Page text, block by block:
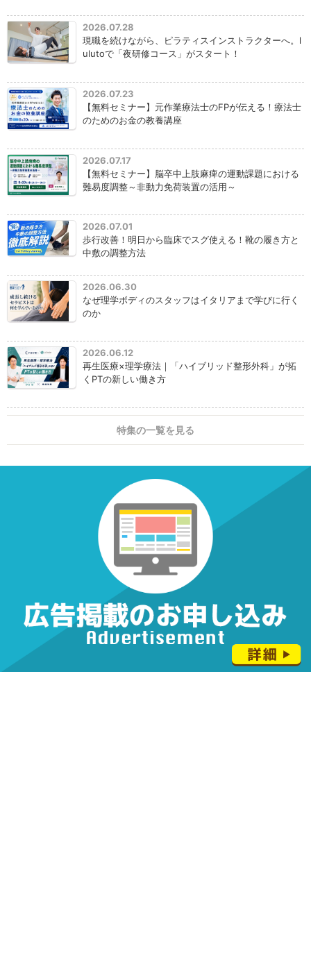
2026.07.28
現職を続けながら、ピラティスインストラクターへ。l
ulutoで「夜研修コース」がスタート！
2026.07.23
【無料セミナー】元作業療法士のFPが伝える！療法士
のためのお金の教養講座
2026.07.17
【無料セミナー】脳卒中上肢麻痺の運動課題における
難易度調整～非動力免荷装置の活用～
2026.07.01
歩行改善！明日から臨床でスグ使える！靴の履き方と
中敷の調整方法
2026.06.30
なぜ理学ボディのスタッフはイタリアまで学びに行く
のか
2026.06.12
再生医療×理学療法｜「ハイブリッド整形外科」が拓
くPTの新しい働き方
特集の一覧を見る